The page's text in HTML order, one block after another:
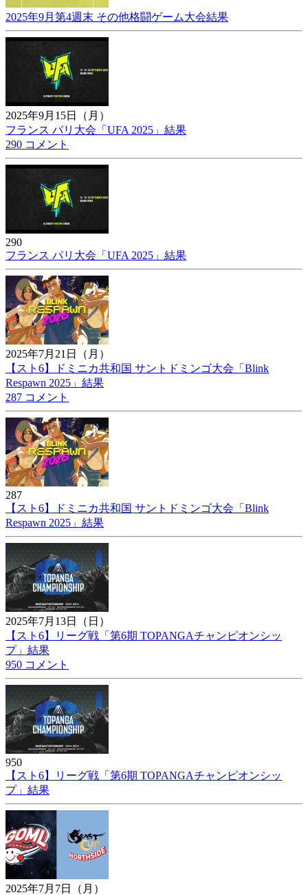
2025年9月第4週末 その他格闘ゲーム大会結果
2025年9月15日（月）
フランス パリ大会「UFA 2025」結果
290 コメント
290
フランス パリ大会「UFA 2025」結果
2025年7月21日（月）
【スト6】ドミニカ共和国 サントドミンゴ大会「Blink
Respawn 2025」結果
287 コメント
287
【スト6】ドミニカ共和国 サントドミンゴ大会「Blink
Respawn 2025」結果
2025年7月13日（日）
【スト6】リーグ戦「第6期 TOPANGAチャンピオンシッ
プ」結果
950 コメント
950
【スト6】リーグ戦「第6期 TOPANGAチャンピオンシッ
プ」結果
2025年7月7日（月）